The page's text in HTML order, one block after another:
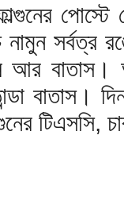
নামুন সর্বত্র
আর
বাতাস।
টিএসসি,